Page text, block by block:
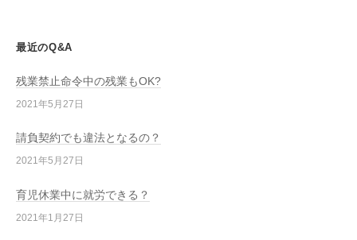
最近のQ&A
残業禁止命令中の残業もOK?
2021年5月27日
請負契約でも違法となるの？
2021年5月27日
育児休業中に就労できる？
2021年1月27日